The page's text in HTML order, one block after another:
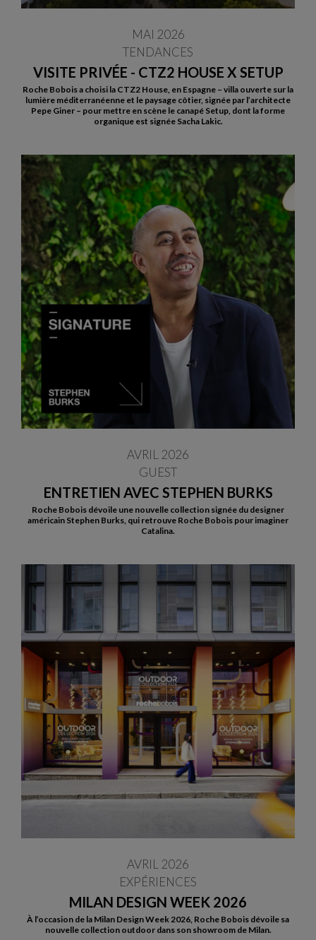
VISITE PRIVÉE - CTZ2 HOUSE X SETUP
MAI 2026
TENDANCES
Roche Bobois a choisi la CTZ2 House, en Espagne – villa ouverte sur la
lumière méditerranéenne et le paysage côtier, signée par l’architecte
Pepe Giner – pour mettre en scène le canapé Setup, dont la forme
organique est signée Sacha Lakic.
ENTRETIEN AVEC STEPHEN BURKS
AVRIL 2026
GUEST
Roche Bobois dévoile une nouvelle collection signée du designer
américain Stephen Burks, qui retrouve Roche Bobois pour imaginer
Catalina.
MILAN DESIGN WEEK 2026
AVRIL 2026
EXPÉRIENCES
À l’occasion de la Milan Design Week 2026, Roche Bobois dévoile sa
nouvelle collection outdoor dans son showroom de Milan.